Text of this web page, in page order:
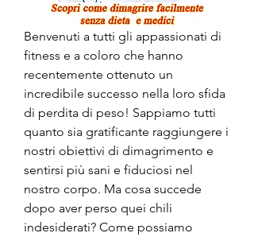
Benvenuti a tutti gli appassionati di
fitness e a coloro che hanno
recentemente ottenuto un
incredibile successo nella loro sfida
di perdita di peso! Sappiamo tutti
quanto sia gratificante raggiungere i
nostri obiettivi di dimagrimento e
sentirsi più sani e fiduciosi nel
nostro corpo. Ma cosa succede
dopo aver perso quei chili
indesiderati? Come possiamo